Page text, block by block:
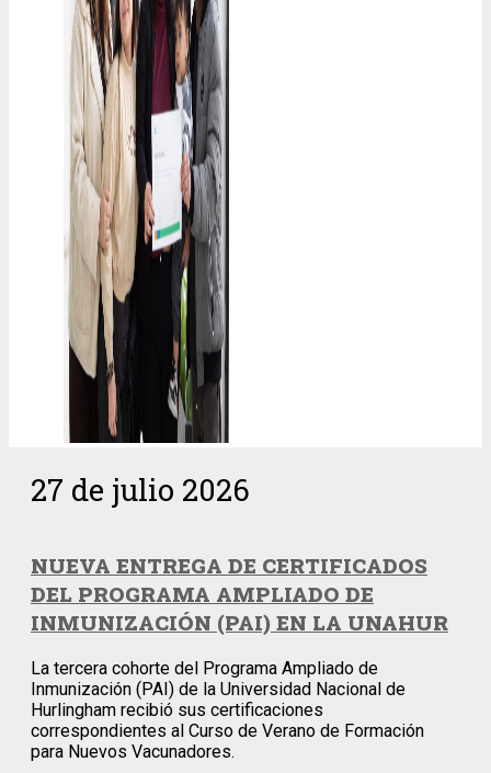
27 de julio 2026
NUEVA ENTREGA DE CERTIFICADOS
DEL PROGRAMA AMPLIADO DE
INMUNIZACIÓN (PAI) EN LA UNAHUR
La tercera cohorte del Programa Ampliado de
Inmunización (PAI) de la Universidad Nacional de
Hurlingham recibió sus certificaciones
correspondientes al Curso de Verano de Formación
para Nuevos Vacunadores.